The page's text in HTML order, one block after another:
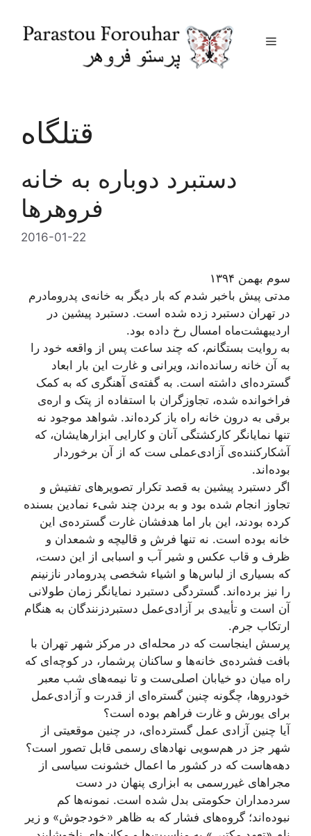
Menu
قتلگاه
دستبرد دوباره به خانه
فروهرها
2016-01-22
سوم بهمن ۱۳۹۴
مدتی پیش باخبر شدم که بار دیگر به خانه‌ی پدرومادرم
در تهران دستبرد زده شده است. دستبرد پیشین در
اردیبهشت‌ماه امسال رخ داده بود.
به روایت بستگانم، که چند ساعت پس از واقعه خود را
به آن خانه رسانده‌اند، ویرانی و غارت این بار ابعاد
گسترده‌ای داشته است. به گفته‌ی آهنگری که به کمک
فراخوانده شده، تجاوزگران با استفاده از پتک و اره‌ی
برقی به درون خانه راه باز کرده‌اند. شواهد موجود نه
تنها نمایانگر کارکشتگی آنان و کارایی ابزارهایشان، که
آشکارکننده‌ی آزادی‌‌عملی ست که از آن برخوردار
بوده‌اند.
اگر دستبرد پیشین به قصد تکرار تصویرهای تفتیش و
تجاوز انجام شده بود و به بردن چند شیء نمادین بسنده
کرده بودند، این بار اما هدفشان غارت گسترده‌ی این
خانه بوده است. نه تنها فرش و قالیچه و شمعدان و
ظرف و قاب عکس و شیر آب و اسبابی از این دست،
که بسیاری از لباس‌ها و اشیاء شخصی پدرومادر نازنینم
را نیز برده‌اند. گستردگی دستبرد نمایانگر زمان طولانی
آن است و تأییدی بر آزادی‌عمل دستبردزنندگان به هنگام
ارتکاب جرم.
پرسش اینجاست که در محله‌ای در مرکز شهر تهران با
بافت فشرده‌ی خانه‌ها و ساکنان پرشمار، در کوچه‌ای که
راه میان دو خیابان اصلی‌ست و تا نیمه‌های شب معبر
خودروها، چگونه چنین گستره‌ای از قدرت و آزادی‌عمل
برای یورش و غارت فراهم بوده است؟
آیا چنین آزادی عمل گسترده‌ای، در چنین موقعیتی از
شهر جز در هم‌سویی نهادهای رسمی قابل تصور است؟
دهه‌هاست که در کشور ما اعمال خشونت سیاسی از
مجراهای غیررسمی به ابزاری پنهان در دست
سردمداران حکومتی بدل شده است. نمونه‌ها کم
نبوده‌اند؛ گروه‌های فشار که به ظاهر «خودجوش» و زیر